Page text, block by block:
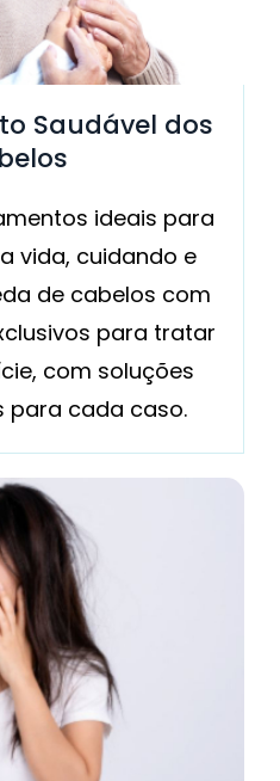
Saudável dos
ideais para
vida, cuidando e
de cabelos com
para tratar
com soluções
para cada caso.